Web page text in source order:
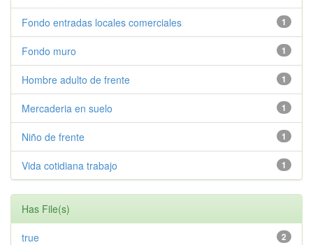
1
Fondo entradas locales comerciales
1
Fondo muro
1
Hombre adulto de frente
1
Mercaderia en suelo
1
Niño de frente
1
Vida cotidiana trabajo
Has File(s)
2
true